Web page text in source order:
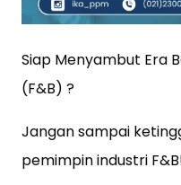
Siap Menyambut Era
(F&B) ?
Jangan sampai
pemimpin industri